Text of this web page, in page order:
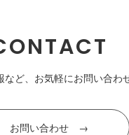
ど、お気軽にお問い合わ
お問い合わせ →